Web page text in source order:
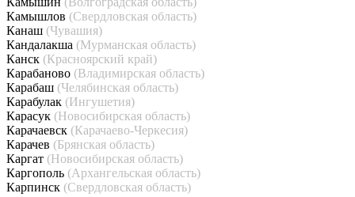
Камышлов (Свердловская область)
Канаш (Чувашия)
Кандалакша (Мурманская область)
Канск (Красноярский край)
Карабаново (Владимирская область)
Карабаш (Челябинская область)
Карабулак (Ингушетия)
Карасук (Новосибирская область)
Карачаевск (Карачаево-Черкесия)
Карачев (Брянская область)
Каргат (Новосибирская область)
Каргополь (Архангельская область)
Карпинск (Свердловская область)